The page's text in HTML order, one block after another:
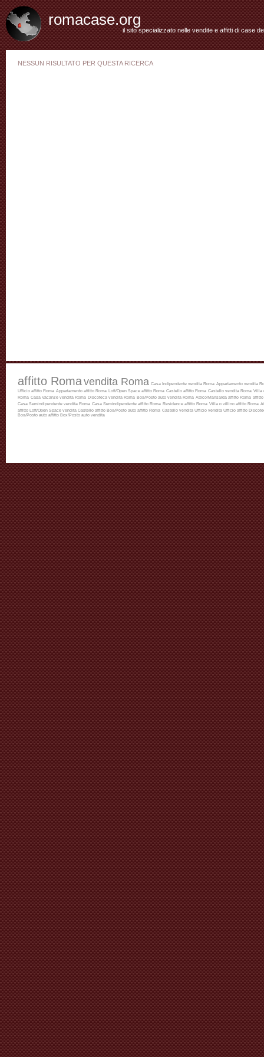
romacase.org
il sito specializzato nelle vendite e affitti di case
NESSUN RISULTATO PER QUESTA RICERCA
affitto Romavendita Roma Casa Indipendente vendita Roma Appartamento vendita
Ufficio affitto Roma Appartamento affitto Roma Loft/Open Space affitto Roma Castello affitto Roma Castello vendita Roma Villa
Roma Casa Vacanze vendita Roma Discoteca vendita Roma Box/Posto auto vendita Roma Attico/Mansarda affitto Roma affitto
Casa Semindipendente vendita Roma Casa Semindipendente affitto Roma Residence affitto Roma Villa o villino affitto Roma
affitto
Loft/Open Space vendita Castello affitto Box/Posto auto affitto Roma Castello vendita Ufficio vendita Ufficio affitto
Box/Posto auto affitto Box/Posto auto vendita